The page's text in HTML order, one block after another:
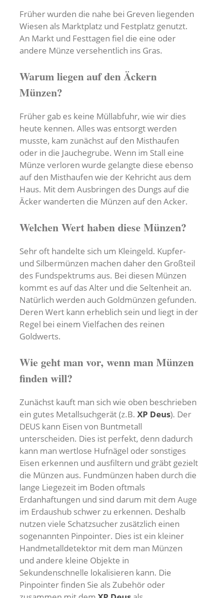
Früher wurden die nahe bei Greven liegenden
Wiesen als Marktplatz und Festplatz genutzt.
An Markt und Festtagen fiel die eine oder
andere Münze versehentlich ins Gras.
Warum liegen auf den Äckern
Münzen?
Früher gab es keine Müllabfuhr, wie wir dies
heute kennen. Alles was entsorgt werden
musste, kam zunächst auf den Misthaufen
oder in die Jauchegrube. Wenn im Stall eine
Münze verloren wurde gelangte diese ebenso
auf den Misthaufen wie der Kehricht aus dem
Haus. Mit dem Ausbringen des Dungs auf die
Äcker wanderten die Münzen auf den Acker.
Welchen Wert haben diese Münzen?
Sehr oft handelte sich um Kleingeld. Kupfer-
und Silbermünzen machen daher den Großteil
des Fundspektrums aus. Bei diesen Münzen
kommt es auf das Alter und die Seltenheit an.
Natürlich werden auch Goldmünzen gefunden.
Deren Wert kann erheblich sein und liegt in der
Regel bei einem Vielfachen des reinen
Goldwerts.
Wie geht man vor, wenn man Münzen
finden will?
Zunächst kauft man sich wie oben beschrieben
ein gutes Metallsuchgerät (z.B. XP Deus). Der
DEUS kann Eisen von Buntmetall
unterscheiden. Dies ist perfekt, denn dadurch
kann man wertlose Hufnägel oder sonstiges
Eisen erkennen und ausfiltern und gräbt gezielt
die Münzen aus. Fundmünzen haben durch die
lange Liegezeit im Boden oftmals
Erdanhaftungen und sind darum mit dem Auge
im Erdaushub schwer zu erkennen. Deshalb
nutzen viele Schatzsucher zusätzlich einen
sogenannten Pinpointer. Dies ist ein kleiner
Handmetalldetektor mit dem man Münzen
und andere kleine Objekte in
Sekundenschnelle lokalisieren kann. Die
Pinpointer finden Sie als Zubehör oder